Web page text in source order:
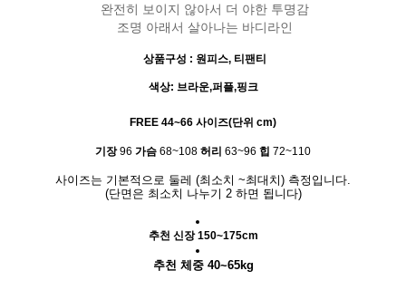
완전히 보이지 않아서 더 야한 투명감
조명 아래서 살아나는 바디라인
상품구성 : 원피스, 티팬티
색상: 브라운,퍼플,핑크
FREE 44~66 사이즈(단위 cm)
기장96 가슴 68~108 허리 63~96 힙 72~110
사이즈는 기본적으로 둘레 (최소치 ~최대치) 측정입니다
(단면은 최소치 나누기 2 하면 됩니다)
추천 신장 150~175cm
추천 체중 40~65kg